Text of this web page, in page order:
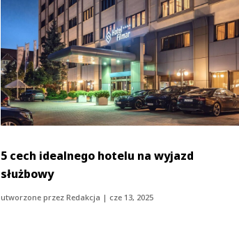
5 cech idealnego hotelu na wyjazd
służbowy
utworzone przezRedakcja | cze 13, 2025